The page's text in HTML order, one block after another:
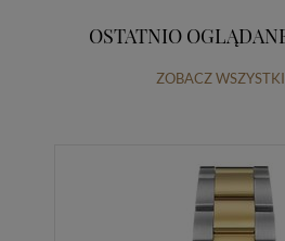
OSTATNIO
ZOBACZ